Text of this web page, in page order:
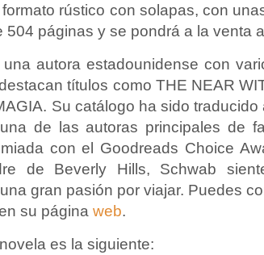
rústico con solapas, con
504 páginas y se pondrá a la venta
autora estadounidense con
títulos como THE NEAR
Su catálogo ha sido
de las autoras principales de
con el Goodreads Choice
de Beverly Hills, Schwab
gran pasión por viajar. Puedes
su página web.
es la siguiente: